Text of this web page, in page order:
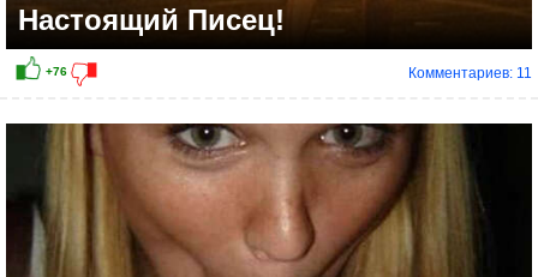
Настоящий Писец!
Комментариев: 11